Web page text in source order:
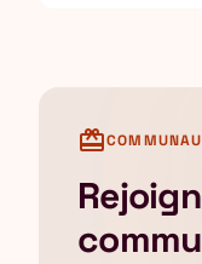
card_giftcard